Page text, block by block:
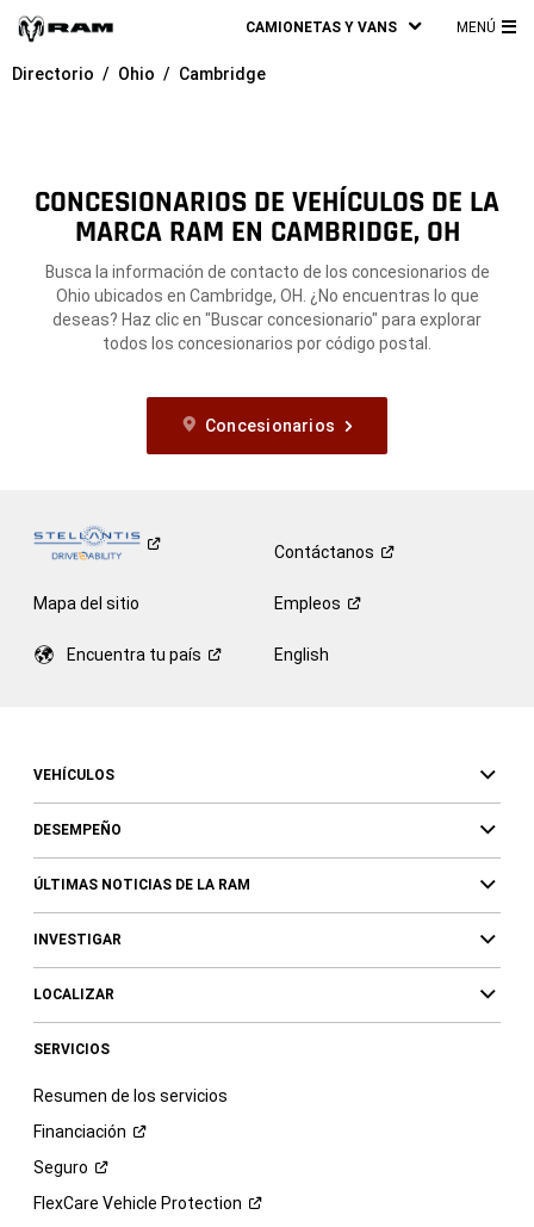
CAMIONETAS Y VANS MENÚ
Directorio Ohio Cambridge
CONCESIONARIOS DE VEHÍCULOS DE LA
MARCA RAM EN CAMBRIDGE, OH
Busca la información de contacto de los concesionarios de
Ohio ubicados en Cambridge, OH. ¿No encuentras lo que
deseas? Haz clic en "Buscar concesionario" para explorar
todos los concesionarios por código postal.
Concesionarios
Contáctanos
Mapa del sitio Empleos
Encuentra tu país English
VEHÍCULOS
DESEMPEÑO
ÚLTIMAS NOTICIAS DE LA RAM
INVESTIGAR
LOCALIZAR
SERVICIOS
Resumen de los servicios
Financiación
Seguro
FlexCare Vehicle Protection